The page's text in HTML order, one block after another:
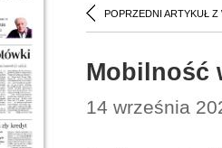
POPRZEDNI ARTYKUŁ Z
Mobilność
14 września